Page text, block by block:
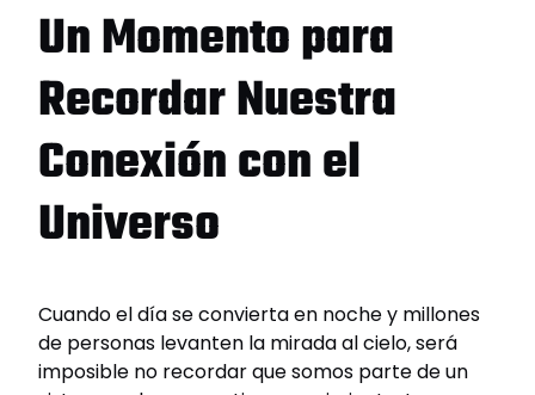
Un Momento para
Recordar Nuestra
Conexión con el
Universo
Cuando el día se convierta en noche y millones
de personas levanten la mirada al cielo, será
imposible no recordar que somos parte de un